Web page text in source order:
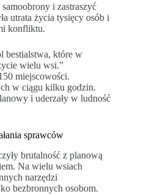
i zastraszyć
utrata życia tysięcy osób i
konfliktu.
bestialstwa, które w
wielu wsi.”
miejscowości.
w ciągu kilku godzin.
i uderzały w ludność
sprawców
brutalność z planową
Na wielu wsiach
narzędzi
bezbronnych osobom.